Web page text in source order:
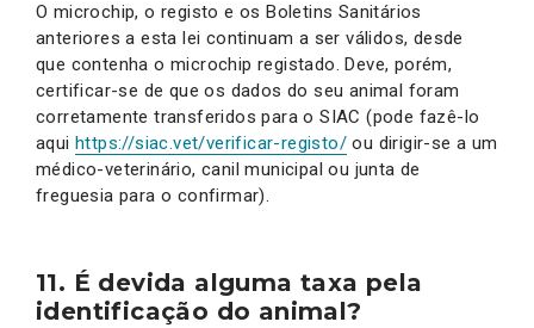
O microchip, o registo e os Boletins Sanitários
anteriores a esta lei continuam a ser válidos, desde
que contenha o microchip registado. Deve, porém,
certificar-se de que os dados do seu animal foram
corretamente transferidos para o SIAC (pode fazê-lo
aqui https://siac.vet/verificar-registo/ ou dirigir-se a um
médico-veterinário, canil municipal ou junta de
freguesia para o confirmar).
11. É devida alguma taxa pela
identificação do animal?